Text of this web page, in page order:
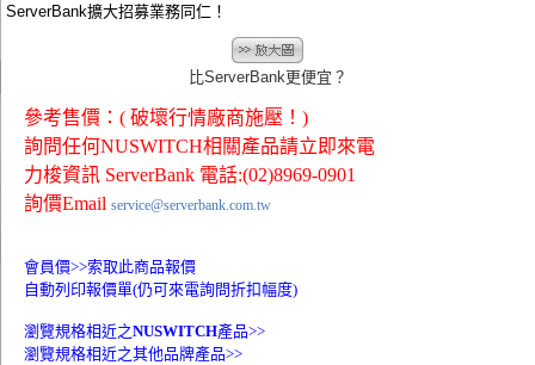
ServerBank擴大招募業務同仁！
比ServerBank更便宜？
參考售價：( 破壞行情廠商施壓！)
詢問任何NUSWITCH相關產品請立即來電
力梭資訊 ServerBank 電話:(02)8969-0901
詢價Email service@serverbank.com.tw
會員價>>索取此商品報價
自動列印報價單(仍可來電詢問折扣幅度)
瀏覽規格相近之NUSWITCH產品>>
瀏覽規格相近之其他品牌產品>>